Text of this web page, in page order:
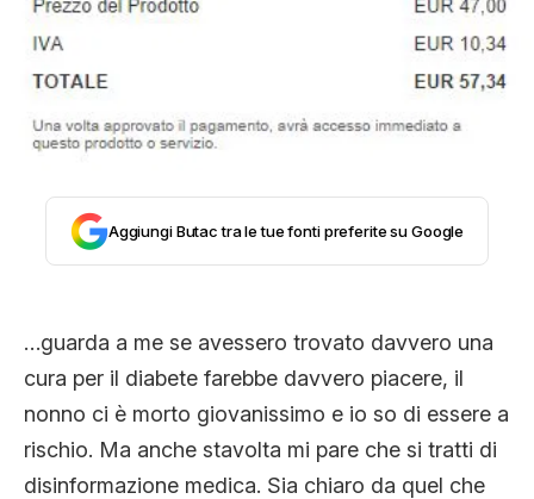
EDITORIALI
TRUFFE E SOCIAL NETWORK
CLIMA ED ENERGIA
CHI SIAMO
Aggiungi Butac tra le tue fonti preferite su Google
…guarda a me se avessero trovato davvero una
cura per il diabete farebbe davvero piacere, il
nonno ci è morto giovanissimo e io so di essere a
rischio. Ma anche stavolta mi pare che si tratti di
disinformazione medica. Sia chiaro da quel che